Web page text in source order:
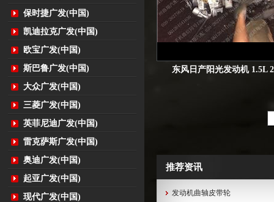
保时捷广发(中国)
凯迪拉克广发(中国)
欧宝广发(中国)
斯巴鲁广发(中国)
大众广发(中国)
三菱广发(中国)
英菲尼迪广发(中国)
雷克萨斯广发(中国)
奥迪广发(中国)
起亚广发(中国)
现代广发(中国)
东风日产阳光发动机 1.5L
推荐资讯
发动机曲轴皮带轮